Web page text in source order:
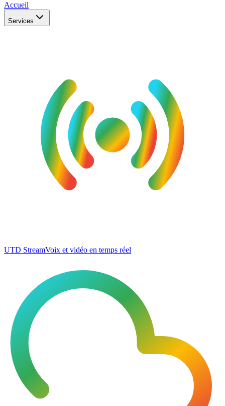
Accueil
Services
UTD StreamVoix et vidéo en temps réel